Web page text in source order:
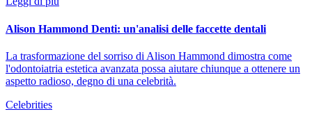
Alison Hammond Denti: un'analisi delle faccette dentali
La trasformazione del sorriso di Alison Hammond dimostra come
l'odontoiatria estetica avanzata possa aiutare chiunque a ottenere un
aspetto radioso, degno di una celebrità.
Celebrities